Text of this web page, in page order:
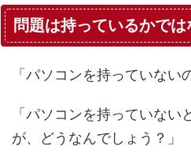
問題は持っているかでは
「パソコンを持っていない
「パソコンを持っていない
が、どうなんでしょう？」